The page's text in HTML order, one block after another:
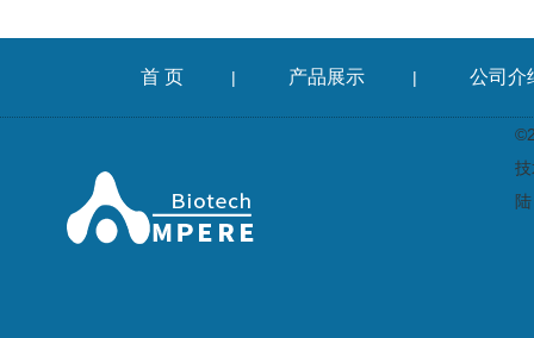
首 页 | 产品展示 | 公司介
陆